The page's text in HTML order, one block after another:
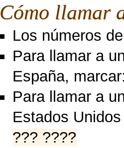
Cómo llamar
Los números
Para llamar a
España,
Para llamar a
Estados
??? ????